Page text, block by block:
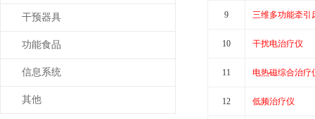
干预器具
功能食品
信息系统
其他
9 三维多功能牵引
10 干扰电治疗仪
11 电热磁综合治疗
12 低频治疗仪